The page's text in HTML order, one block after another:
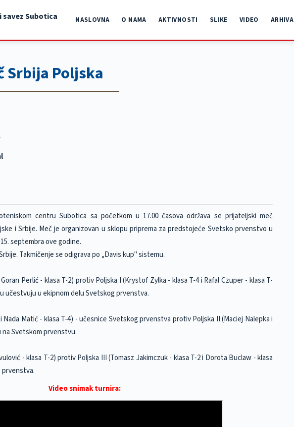
Subotica NASLOVNA O NAMA AKTIVNOSTI SLIKE VIDEO ARHIVA
Srbija Poljska
centru Subotica sa početkom u 17.00 časova održava se prijateljski meč
i Srbije. Meč je organizovan u sklopu priprema za predstojeće Svetsko prvenstvo u
septembra ove godine.
Takmičenje se odigrava po „Davis kup" sistemu.
Perlić - klasa T-2) protiv Poljska I (Krystof Zylka - klasa T-4 i Rafal Czuper - klasa T-
učestvuju u ekipnom delu Svetskog prvenstva.
Nada Matić - klasa T-4) - učesnice Svetskog prvenstva protiv Poljska II (Maciej Nalepka i
na Svetskom prvenstvu.
- klasa T-2) protiv Poljska III (Tomasz Jakimczuk - klasa T-2 i Dorota Buclaw - klasa
prvenstva.
Video snimak turnira: